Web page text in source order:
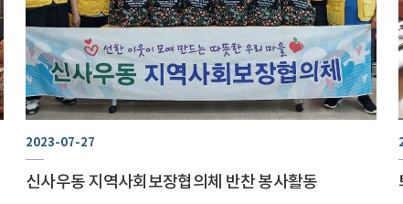
2023-07-27
신사우동 지역사회보장협의체 반찬 봉사활동